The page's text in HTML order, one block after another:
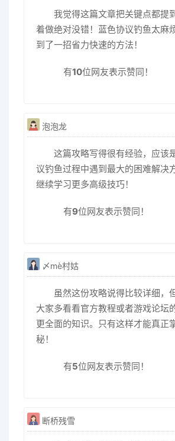
我觉得这篇文章把关键点都提
着做绝对没错！蓝色协议钓鱼太麻
到了一招省力快速的方法！
有10位网友表示赞同！
泡泡龙
这篇攻略写得很有经验，应该
议钓鱼过程中遇到最大的困难解决
继续学习更多高级技巧！
有9位网友表示赞同！
〆mè村姑
虽然这份攻略说得比较详细，
大家多看看官方教程或者游戏论坛
更全面的知识。只有这样才能真正
秘！
有5位网友表示赞同！
断桥残雪